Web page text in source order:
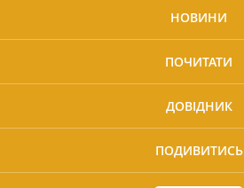
НОВИНИ
ПОЧИТАТИ
ДОВІДНИК
ПОДИВИТИСЬ